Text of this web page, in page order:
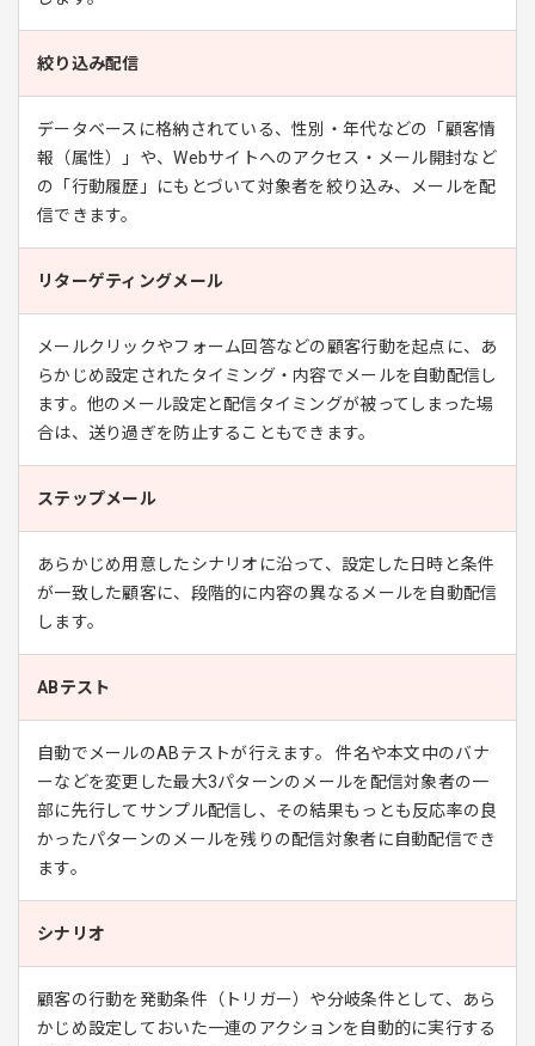
絞り込み配信
データベースに格納されている、性別・年代などの「顧客情
報（属性）」や、Webサイトへのアクセス・メール開封など
の「行動履歴」にもとづいて対象者を絞り込み、メールを配
信できます。
リターゲティングメール
メールクリックやフォーム回答などの顧客行動を起点に、あ
らかじめ設定されたタイミング・内容でメールを自動配信し
ます。他のメール設定と配信タイミングが被ってしまった場
合は、送り過ぎを防止することもできます。
ステップメール
あらかじめ用意したシナリオに沿って、設定した日時と条件
が一致した顧客に、段階的に内容の異なるメールを自動配信
します。
ABテスト
自動でメールのABテストが行えます。 件名や本文中のバナ
ーなどを変更した最大3パターンのメールを配信対象者の一
部に先行してサンプル配信し、その結果もっとも反応率の良
かったパターンのメールを残りの配信対象者に自動配信でき
ます。
シナリオ
顧客の行動を発動条件（トリガー）や分岐条件として、あら
かじめ設定しておいた一連のアクションを自動的に実行する